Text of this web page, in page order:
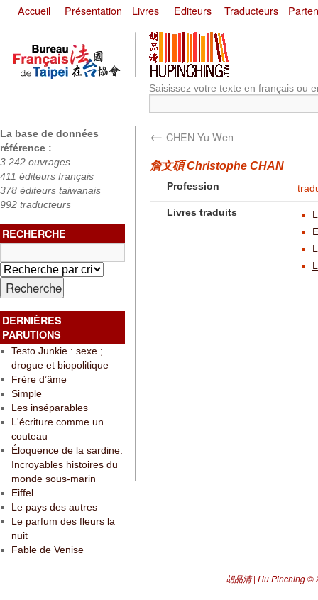
Accueil Présentation Livres Editeurs Traducteurs
Saisissez votre texte en français ou
La base de données
référence :
3 242 ouvrages
411 éditeurs français
378 éditeurs taiwanais
992 traducteurs
RECHERCHE
DERNIÈRES
PARUTIONS
Testo Junkie : sexe ;
drogue et biopolitique
Frère d’âme
Simple
Les inséparables
L'écriture comme un
couteau
Éloquence de la sardine:
Incroyables histoires du
monde sous-marin
Eiffel
Le pays des autres
Le parfum des fleurs la
nuit
Fable de Venise
← CHEN Yu Wen
詹文碩 Christophe CHAN
Profession
Livres traduits
胡品清 | Hu Pinching©